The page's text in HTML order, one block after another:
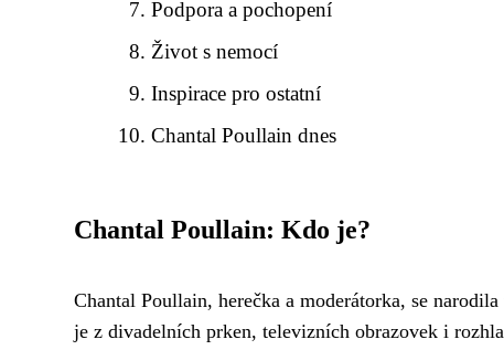
Podpora a pochopení
Život s nemocí
Inspirace pro ostatní
Chantal Poullain dnes
Chantal Poullain: Kdo je?
Chantal Poullain, herečka a moderátorka, se
je z divadelních prken, televizních obrazovek i